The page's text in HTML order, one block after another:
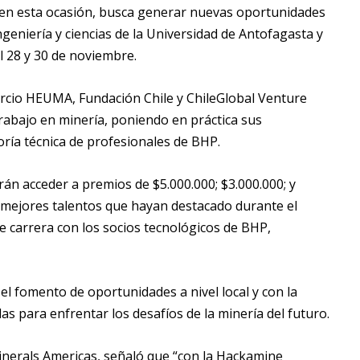
esta ocasión, busca generar nuevas oportunidades
y ciencias de la Universidad de Antofagasta y
y 30 de noviembre.
HEUMA, Fundación Chile y ChileGlobal Venture
en minería, poniendo en práctica sus
técnica de profesionales de BHP.
acceder a premios de $5.000.000; $3.000.000; y
talentos que hayan destacado durante el
con los socios tecnológicos de BHP,
fomento de oportunidades a nivel local y con la
para enfrentar los desafíos de la minería del futuro.
Americas, señaló que “con la Hackamine